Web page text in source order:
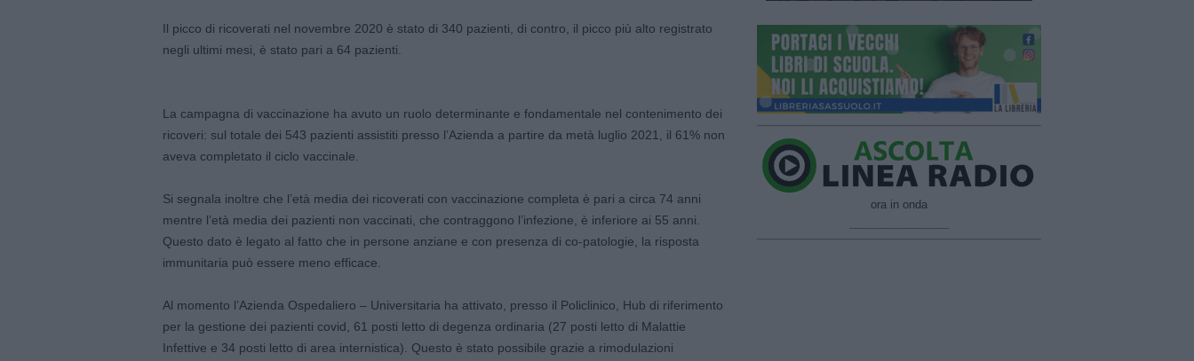
Il picco di ricoverati nel novembre 2020 è stato di 340 pazienti, di contro, il picco più alto registrato
negli ultimi mesi, è stato pari a 64 pazienti.
La campagna di vaccinazione ha avuto un ruolo determinante e fondamentale nel contenimento dei
ricoveri: sul totale dei 543 pazienti assistiti presso l’Azienda a partire da metà luglio 2021, il 61% non
aveva completato il ciclo vaccinale.
Si segnala inoltre che l’età media dei ricoverati con vaccinazione completa è pari a circa 74 anni
mentre l’età media dei pazienti non vaccinati, che contraggono l’infezione, è inferiore ai 55 anni.
Questo dato è legato al fatto che in persone anziane e con presenza di co-patologie, la risposta
immunitaria può essere meno efficace.
Al momento l’Azienda Ospedaliero – Universitaria ha attivato, presso il Policlinico, Hub di riferimento
per la gestione dei pazienti covid, 61 posti letto di degenza ordinaria (27 posti letto di Malattie
Infettive e 34 posti letto di area internistica). Questo è stato possibile grazie a rimodulazioni
ora in onda